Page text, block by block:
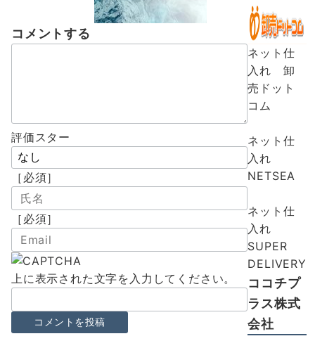
ン
コメントする
評価スター
［必須］
［必須］
上に表示された文字を入力してください。
ネット仕
入れ 卸
売ドット
コム
ネット仕
入れ
NETSEA
ネット仕
入れ
SUPER
DELIVERY
ココチプ
ラス株式
会社